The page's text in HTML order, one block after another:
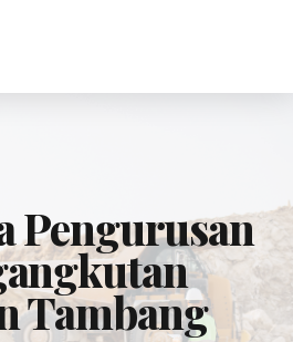
Pengurusan
Tambang